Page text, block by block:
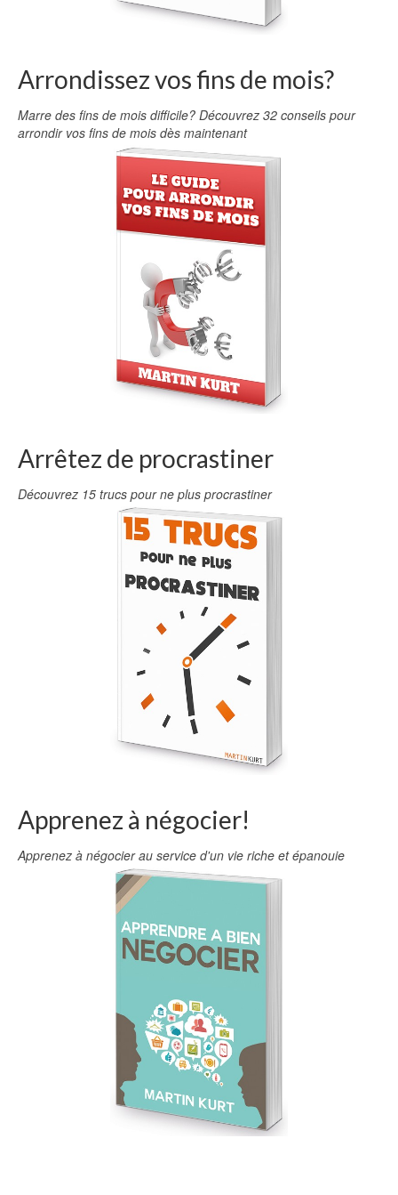
Arrondissez vos fins de mois?
Marre des fins de mois difficile? Découvrez 32 conseils pour
arrondir vos fins de mois dès maintenant
Arrêtez de procrastiner
Découvrez 15 trucs pour ne plus procrastiner
Apprenez à négocier!
Apprenez à négocier au service d'un vie riche et épanouie